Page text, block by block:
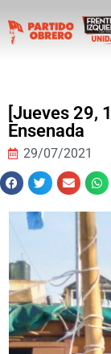
[Jueves 29,
Ensenada
29/07/2021